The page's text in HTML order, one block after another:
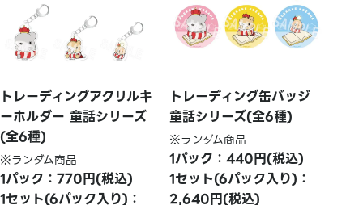
トレーディングアクリルキ
ーホルダー 童話シリーズ
(全6種)
※ランダム商品
1パック：770円(税込)
1セット(6パック入り)：
トレーディング缶バッジ
童話シリーズ(全6種)
※ランダム商品
1パック：440円(税込)
1セット(6パック入り)：
2,640円(税込)